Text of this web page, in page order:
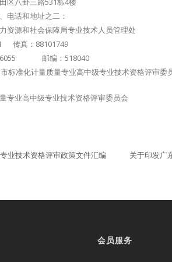
电话和地址之二：
资源和社会保障局专业技术人员管理处
传真：88101749
6055 邮编：518040
标准化计量质量专业高中级专业技术资格评审委
专业高中级专业技术资格评审委员会
业技术资格评审政策文件汇编 关于印发广
会员服务